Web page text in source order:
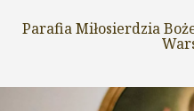
Parafia Miłosierdzia